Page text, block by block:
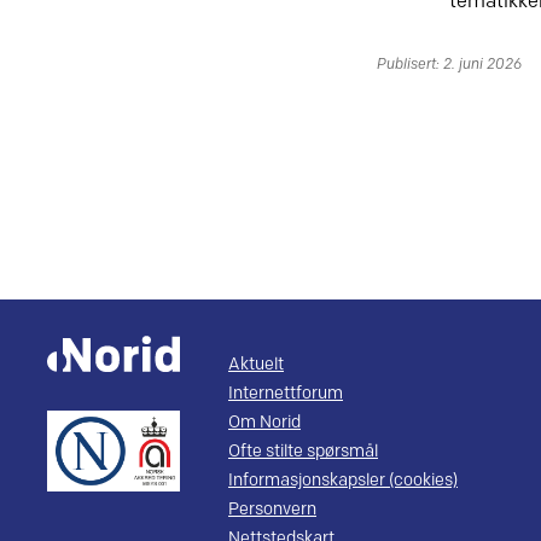
Publisert: 2. juni 2026
Aktuelt
Internettforum
Om Norid
Ofte stilte spørsmål
Informasjonskapsler (cookies)
Personvern